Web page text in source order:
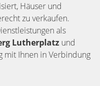
Häuser und
zu verkaufen.
als
Lutherplatz und
mit Ihnen in Verbindung